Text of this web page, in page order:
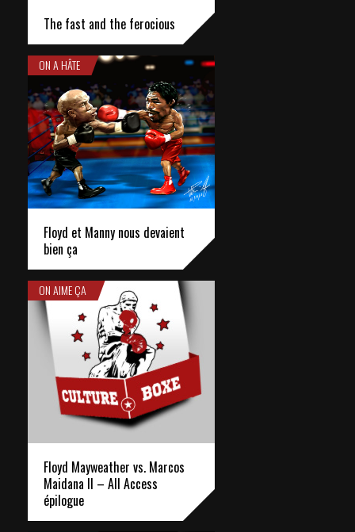
The fast and the ferocious
ON A HÂTE
Floyd et Manny nous devaient
bien ça
ON AIME ÇA
Floyd Mayweather vs. Marcos
Maidana II – All Access
épilogue